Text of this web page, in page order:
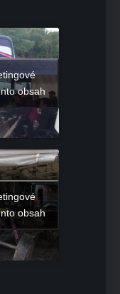
obsah
obsah